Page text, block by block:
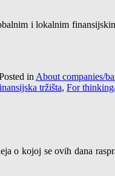
i lokalnim
inAbout companies/
tržišta, For
o kojoj se ovih dana